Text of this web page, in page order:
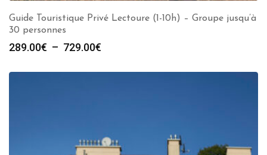
Guide Touristique Privé Lectoure (1-10h) – Groupe jusqu’à
30 personnes
289.00€ – 729.00€
prix :